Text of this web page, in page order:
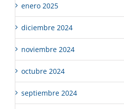
enero 2025
diciembre 2024
noviembre 2024
octubre 2024
septiembre 2024